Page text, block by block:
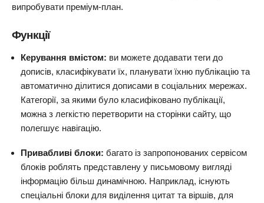
випробувати преміум-план.
Функції
Керування вмістом: ви можете додавати теги до
дописів, класифікувати їх, планувати їхню публікацію та
автоматично ділитися дописами в соціальних мережах.
Категорії, за якими було класифіковано публікації,
можна з легкістю перетворити на сторінки сайту, що
полегшує навігацію.
Привабливі блоки: багато із запропонованих сервісом
блоків роблять представлену у письмовому вигляді
інформацію більш динамічною. Наприклад, існують
спеціальні блоки для виділення цитат та віршів, для